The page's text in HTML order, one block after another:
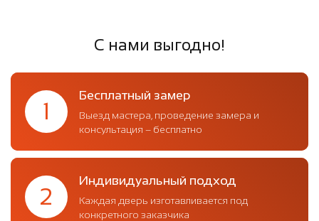
С нами выгодно!
1
Бесплатный замер
Выезд мастера, проведение замера и
консультация – бесплатно
2
Индивидуальный подход
Каждая дверь изготавливается под
конкретного заказчика